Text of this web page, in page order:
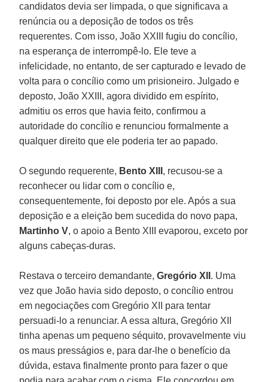
candidatos devia ser limpada, o que significava a
renúncia ou a deposição de todos os três
requerentes. Com isso, João XXIII fugiu do concílio,
na esperança de interrompê-lo. Ele teve a
infelicidade, no entanto, de ser capturado e levado de
volta para o concílio como um prisioneiro. Julgado e
deposto, João XXIII, agora dividido em espírito,
admitiu os erros que havia feito, confirmou a
autoridade do concílio e renunciou formalmente a
qualquer direito que ele poderia ter ao papado.
O segundo requerente, Bento XIII , recusou-se a
reconhecer ou lidar com o concílio e,
consequentemente, foi deposto por ele. Após a sua
deposição e a eleição bem sucedida do novo papa,
Martinho V, o apoio a Bento XIII evaporou, exceto por
alguns cabeças-duras.
Restava o terceiro demandante,Gregório XII . Uma
vez que João havia sido deposto, o concílio entrou
em negociações com Gregório XII para tentar
persuadi-lo a renunciar. A essa altura, Gregório XII
tinha apenas um pequeno séquito, provavelmente viu
os maus presságios e, para dar-lhe o benefício da
dúvida, estava finalmente pronto para fazer o que